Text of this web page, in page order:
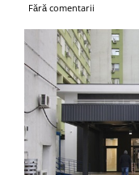
Fără comentarii